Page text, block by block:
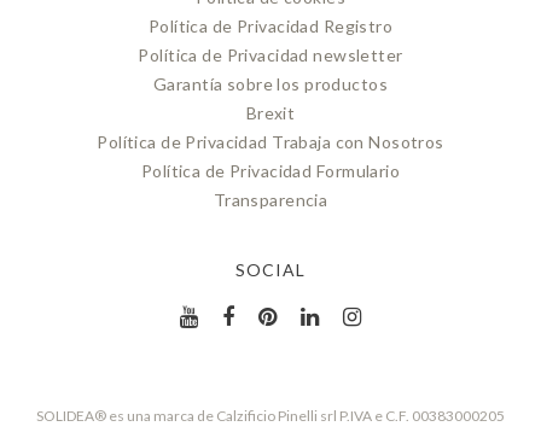
Política de Privacidad Registro
Política de Privacidad newsletter
Garantía sobre los productos
Brexit
Política de Privacidad Trabaja con Nosotros
Política de Privacidad Formulario
Transparencia
SOCIAL
SOLIDEA® es una marca de Calzificio Pinelli srl P.IVA e C.F. 00383000205